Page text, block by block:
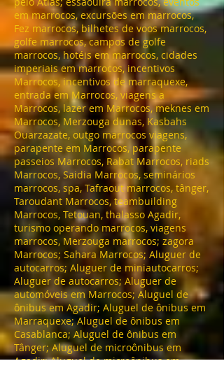
em marrocos, excursões em marrocos,
Fez marrocos, bilhetes de voos marrocos,
golfe marrocos, campos de golfe
marrocos, hotéis em marrocos, cidades
imperiais em marrocos, incentivos
Marrocos, incentivos de marraquexe,
entrada em Marrocos, viagens a
Marrocos, lazer em Marrocos, meknes em
Marrocos, Merzouga dunas, Kasbahs
Ouarzazate, outgo marrocos viagens,
parapente em Marrocos, parapente
passeios Marrocos, Rabat Marrocos, riads
Marrocos, Saidia Marrocos, seminários
marrocos, spa, Tafraout marrocos, tânger,
Taroudant Marrocos, teambuilding
Marrocos, Tetouan, thalasso Agadir,
turismo operando marrocos, viagens
marrocos, Merzouga marrocos; zagora
Marrocos; Sahara Marrocos; Aluguer de
autocarros; Aluguer de miniautocarros;
Aluguer de autocarros; Aluguer de
automóveis em Marrocos; Aluguel de
ônibus em Agadir; Aluguel de ônibus em
Marraquexe; Aluguel de ônibus em
Casablanca; Aluguel de ônibus em
Tânger; Aluguel de microônibus em
Agadir; Aluguel de microônibus em